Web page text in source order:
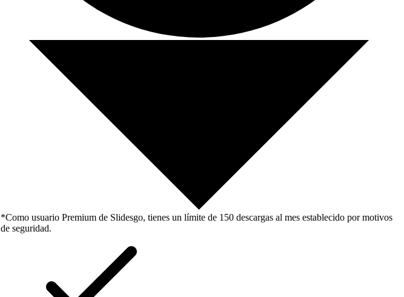
*Como usuario Premium de Slidesgo, tienes un límite de 150 descargas al mes establecido por motivos
de seguridad.